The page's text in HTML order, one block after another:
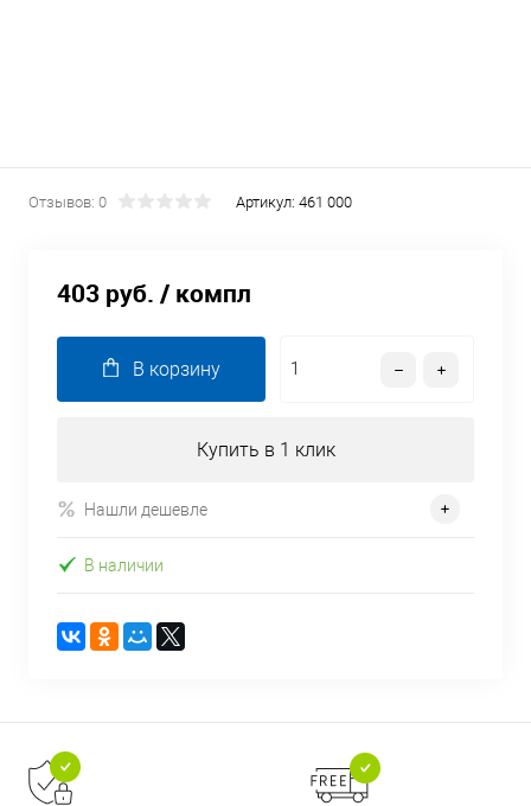
Отзывов: 0 Артикул: 461 000
403 руб. / компл
В корзину
Купить в 1 клик
Нашли дешевле
В наличии